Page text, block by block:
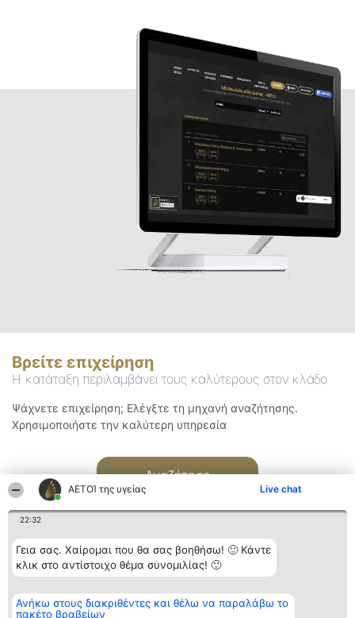
ΑΕΤΟΊ της υγείας Live chat
22:32
Γεια σας. Χαίρομαι που θα σας βοηθήσω! 🙂 Κάντε
κλικ στο αντίστοιχο θέμα συνομιλίας! 🙂
Ανήκω στους διακριθέντες και θέλω να παραλάβω το
πακέτο βραβείων
Βρείτε επιχείρηση
Η κατάταξη περιλαμβάνει τους καλύτερους στον κλάδο
Ψάχνετε επιχείρηση; Ελέγξτε τη μηχανή αναζήτησης.
Χρησιμοποιήστε την καλύτερη υπηρεσία
Αναζήτηση
Διοργανωτής της
κατάταξης
BEAUTIFUL COMPANY
Κατάταξη
Διακριθέντες
Επικοινωνία
Επικοινωνία